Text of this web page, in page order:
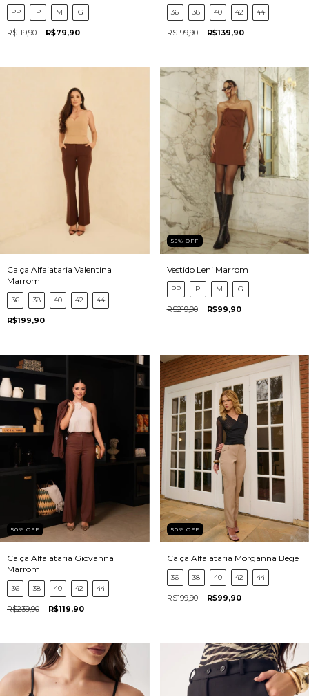
PP P M G
R$119,90 R$79,90
36 38 40 42 44
R$199,90 R$139,90
Calça Alfaiataria Valentina
Marrom
36 38 40 42 44
R$199,90
55% OFF
Vestido Leni Marrom
PP P M G
R$219,90 R$99,90
50% OFF
Calça Alfaiataria Giovanna
Marrom
36 38 40 42 44
R$239,90 R$119,90
50% OFF
Calça Alfaiataria Morganna Bege
36 38 40 42 44
R$199,90 R$99,90